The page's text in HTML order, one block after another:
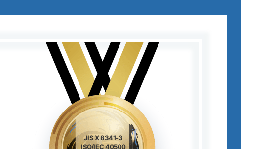
JIS X 8341-3
ISO/IEC 40500